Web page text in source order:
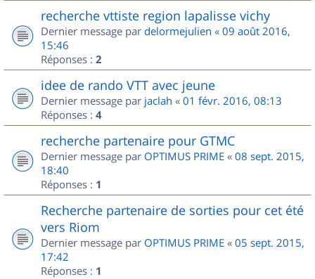
recherche vttiste region lapalisse vichy
Dernier message par delormejulien « 09 août 2016,
15:46
Réponses : 2
idee de rando VTT avec jeune
Dernier message par jaclah « 01 févr. 2016, 08:13
Réponses : 4
recherche partenaire pour GTMC
Dernier message par OPTIMUS PRIME « 08 sept. 2015,
18:40
Réponses : 1
Recherche partenaire de sorties pour cet été
vers Riom
Dernier message par OPTIMUS PRIME « 05 sept. 2015,
17:42
Réponses : 1